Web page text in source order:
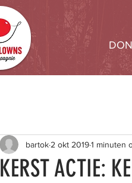
KERST ACTIE:
bartok 2 okt 20191 minuten